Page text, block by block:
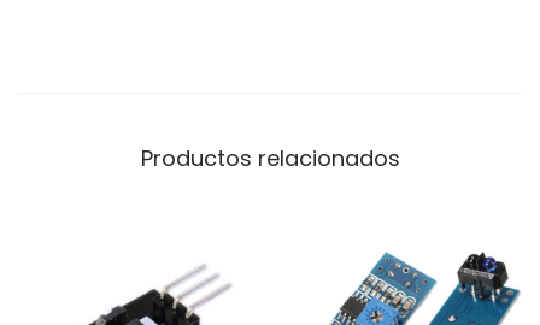
Productos relacionados